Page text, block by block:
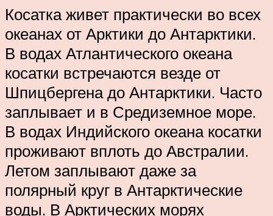
Косатка живет практически во всех
океанах от Арктики до Антарктики.
В водах Атлантического океана
косатки встречаются везде от
Шпицбергена до Антарктики. Часто
заплывает и в Средиземное море.
В водах Индийского океана косатки
проживают вплоть до Австралии.
Летом заплывают даже за
полярный круг в Антарктические
воды. В Арктических морях